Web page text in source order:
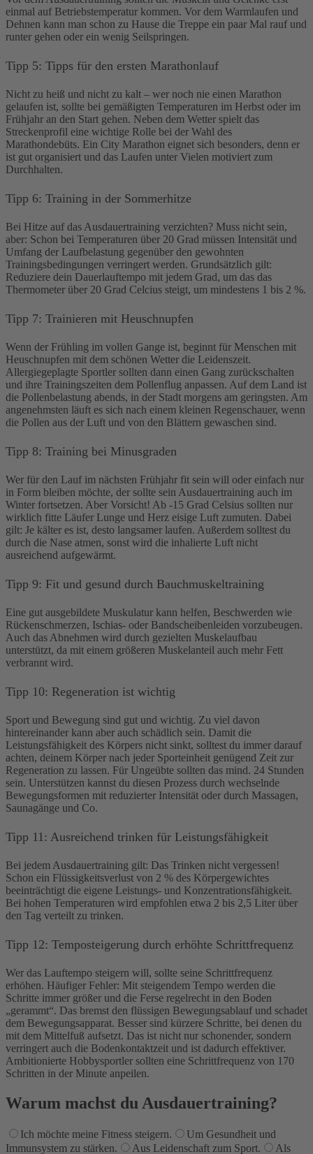
einmal auf Betriebstemperatur kommen. Vor dem Warmlaufen und
Dehnen kann man schon zu Hause die Treppe ein paar Mal rauf und
runter gehen oder ein wenig Seilspringen.
Tipp 5: Tipps für den ersten Marathonlauf
Nicht zu heiß und nicht zu kalt – wer noch nie einen Marathon
gelaufen ist, sollte bei gemäßigten Temperaturen im Herbst oder im
Frühjahr an den Start gehen. Neben dem Wetter spielt das
Streckenprofil eine wichtige Rolle bei der Wahl des
Marathondebüts. Ein City Marathon eignet sich besonders, denn er
ist gut organisiert und das Laufen unter Vielen motiviert zum
Durchhalten.
Tipp 6: Training in der Sommerhitze
Bei Hitze auf das Ausdauertraining verzichten? Muss nicht sein,
aber: Schon bei Temperaturen über 20 Grad müssen Intensität und
Umfang der Laufbelastung gegenüber den gewohnten
Trainingsbedingungen verringert werden. Grundsätzlich gilt:
Reduziere dein Dauerlauftempo mit jedem Grad, um das das
Thermometer über 20 Grad Celcius steigt, um mindestens 1 bis 2 %.
Tipp 7: Trainieren mit Heuschnupfen
Wenn der Frühling im vollen Gange ist, beginnt für Menschen mit
Heuschnupfen mit dem schönen Wetter die Leidenszeit.
Allergiegeplagte Sportler sollten dann einen Gang zurückschalten
und ihre Trainingszeiten dem Pollenflug anpassen. Auf dem Land ist
die Pollenbelastung abends, in der Stadt morgens am geringsten. Am
angenehmsten läuft es sich nach einem kleinen Regenschauer, wenn
die Pollen aus der Luft und von den Blättern gewaschen sind.
Tipp 8: Training bei Minusgraden
Wer für den Lauf im nächsten Frühjahr fit sein will oder einfach nur
in Form bleiben möchte, der sollte sein Ausdauertraining auch im
Winter fortsetzen. Aber Vorsicht! Ab -15 Grad Celsius sollten nur
wirklich fitte Läufer Lunge und Herz eisige Luft zumuten. Dabei
gilt: Je kälter es ist, desto langsamer laufen. Außerdem solltest du
durch die Nase atmen, sonst wird die inhalierte Luft nicht
ausreichend aufgewärmt.
Tipp 9: Fit und gesund durch Bauchmuskeltraining
Eine gut ausgebildete Muskulatur kann helfen, Beschwerden wie
Rückenschmerzen, Ischias- oder Bandscheibenleiden vorzubeugen.
Auch das Abnehmen wird durch gezielten Muskelaufbau
unterstützt, da mit einem größeren Muskelanteil auch mehr Fett
verbrannt wird.
Tipp 10: Regeneration ist wichtig
Sport und Bewegung sind gut und wichtig. Zu viel davon
hintereinander kann aber auch schädlich sein. Damit die
Leistungsfähigkeit des Körpers nicht sinkt, solltest du immer darauf
achten, deinem Körper nach jeder Sporteinheit genügend Zeit zur
Regeneration zu lassen. Für Ungeübte sollten das mind. 24 Stunden
sein. Unterstützen kannst du diesen Prozess durch wechselnde
Bewegungsformen mit reduzierter Intensität oder durch Massagen,
Saunagänge und Co.
Tipp 11: Ausreichend trinken für Leistungsfähigkeit
Bei jedem Ausdauertraining gilt: Das Trinken nicht vergessen!
Schon ein Flüssigkeitsverlust von 2 % des Körpergewichtes
beeinträchtigt die eigene Leistungs- und Konzentrationsfähigkeit.
Bei hohen Temperaturen wird empfohlen etwa 2 bis 2,5 Liter über
den Tag verteilt zu trinken.
Tipp 12: Temposteigerung durch erhöhte Schrittfrequenz
Wer das Lauftempo steigern will, sollte seine Schrittfrequenz
erhöhen. Häufiger Fehler: Mit steigendem Tempo werden die
Schritte immer größer und die Ferse regelrecht in den Boden
„gerammt“. Das bremst den flüssigen Bewegungsablauf und schadet
dem Bewegungsapparat. Besser sind kürzere Schritte, bei denen du
mit dem Mittelfuß aufsetzt. Das ist nicht nur schonender, sondern
verringert auch die Bodenkontaktzeit und ist dadurch effektiver.
Ambitionierte Hobbysportler sollten eine Schrittfrequenz von 170
Schritten in der Minute anpeilen.
Warum machst du Ausdauertraining?
Ich möchte meine Fitness steigern.
Um Gesundheit und
Immunsystem zu stärken.
Aus Leidenschaft zum Sport.
Als